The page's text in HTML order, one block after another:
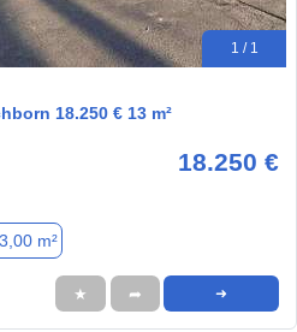
1 / 1
18.250 € 13 m²
18.250 €
m²
★ ➦ ➜